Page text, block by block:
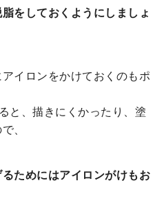
をしておくようにしましょ
イロンをかけておくのもポ
と、描きにくかったり、塗
、
ためにはアイロンがけもお